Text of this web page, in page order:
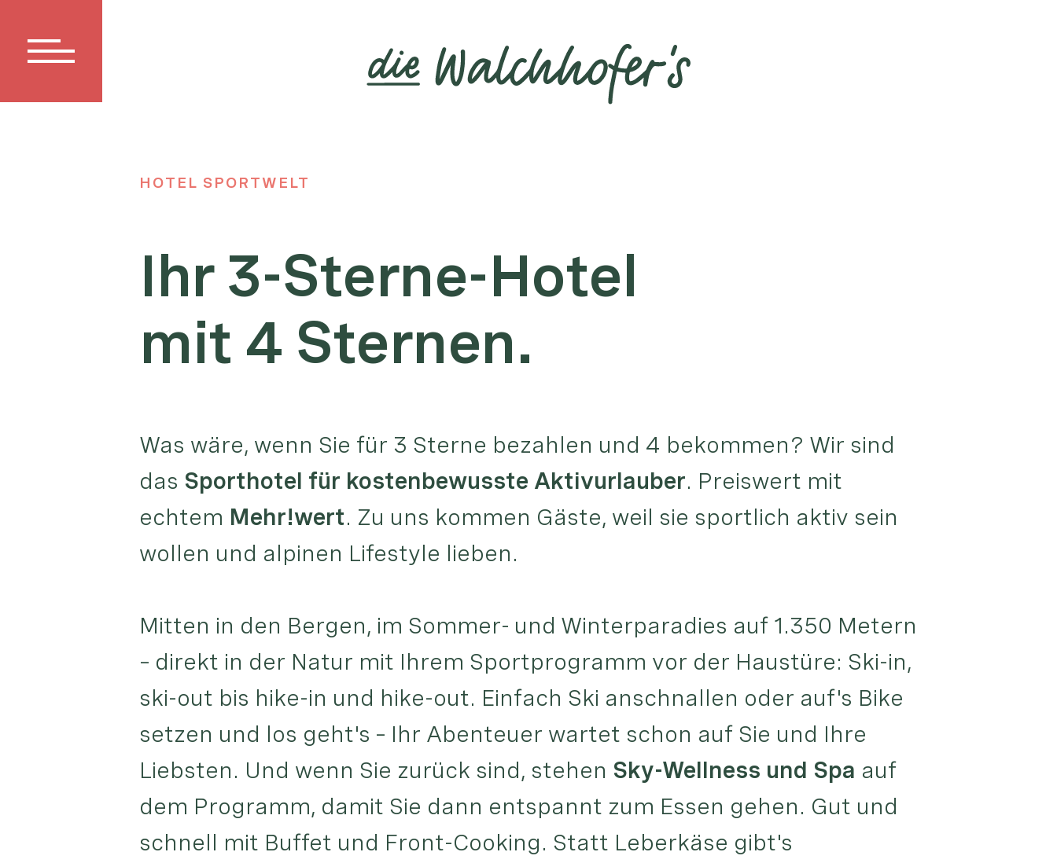
HOTEL SPORTWELT
Ihr 3-Sterne-Hotel
mit 4 Sternen.
Was wäre, wenn Sie für 3 Sterne bezahlen und 4 bekommen? Wir sind
das Sporthotel für kostenbewusste Aktivurlauber. Preiswert mit
echtem Mehr!wert. Zu uns kommen Gäste, weil sie sportlich aktiv sein
wollen und alpinen Lifestyle lieben.
Mitten in den Bergen, im Sommer- und Winterparadies auf 1.350 Metern
– direkt in der Natur mit Ihrem Sportprogramm vor der Haustüre: Ski-in,
ski-out bis hike-in und hike-out. Einfach Ski anschnallen oder auf's Bike
setzen und los geht's – Ihr Abenteuer wartet schon auf Sie und Ihre
Liebsten. Und wenn Sie zurück sind, stehen Sky-Wellness und Spa auf
dem Programm, damit Sie dann entspannt zum Essen gehen. Gut und
schnell mit Buffet und Front-Cooking. Statt Leberkäse gibt's